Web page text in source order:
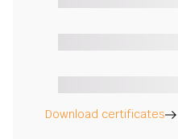
Download certificates